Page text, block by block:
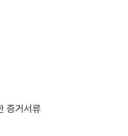
증거서류